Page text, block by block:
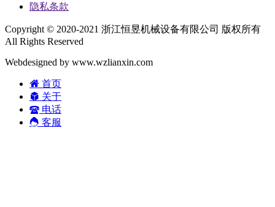
隐私条款
Copyright © 2020-2021 浙江恒昱机械设备有限公司 版权所有
All Rights Reserved
Webdesigned by www.wzlianxin.com
首页
关于
电话
客服